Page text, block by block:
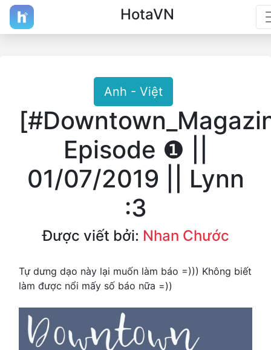
HotaVN
Anh - Việt
Episode ❶ ||
01/07/2019 || Lynn
:3
Được viết bởi: Nhan Chước
Tự dưng dạo này lại muốn làm báo =))) Không biết
làm được nổi mấy số báo nữa =))